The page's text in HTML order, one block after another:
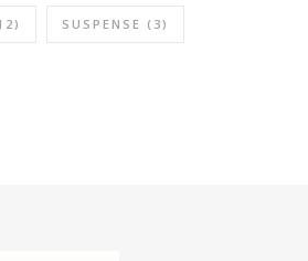
SUSPENSE (3)